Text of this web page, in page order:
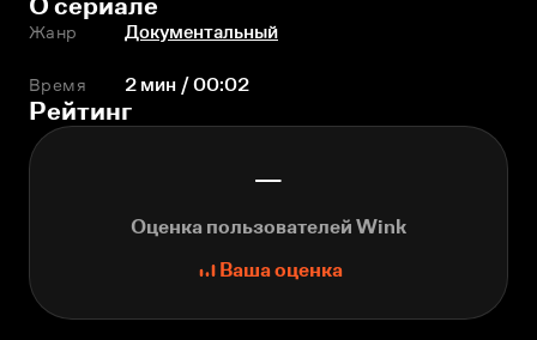
Жанр Документальный
Время 2 мин / 00:02
Рейтинг
—
Оценка пользователей Wink
Ваша оценка